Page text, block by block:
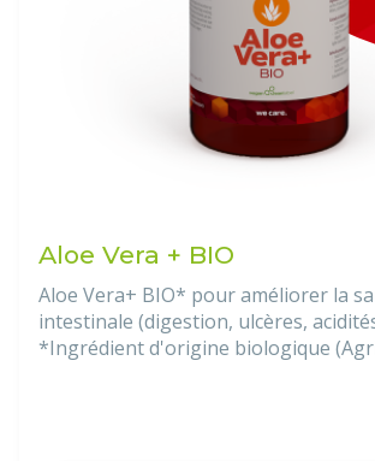
Aloe Vera + BIO
Aloe Vera+ BIO* pour améliorer la
intestinale (digestion, ulcères,
*Ingrédient d'origine biologique